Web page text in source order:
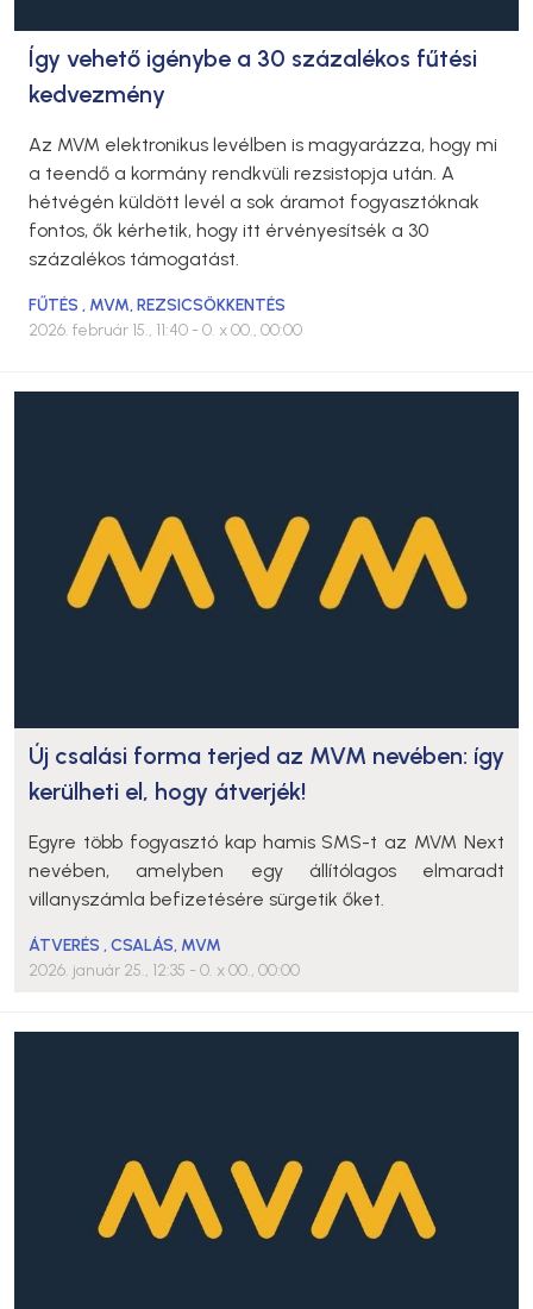
Így vehető igénybe a 30 százalékos fűtési
kedvezmény
Az MVM elektronikus levélben is magyarázza, hogy mi
a teendő a kormány rendkvüli rezsistopja után. A
hétvégén küldött levél a sok áramot fogyasztóknak
fontos, ők kérhetik, hogy itt érvényesítsék a 30
százalékos támogatást.
FŰTÉS , MVM,REZSICSÖKKENTÉS
2026. február 15., 11:40 - 0. x 00., 00:00
Új csalási forma terjed az MVM nevében: így
kerülheti el, hogy átverjék!
Egyre több fogyasztó kap hamis SMS-t az MVM Next
nevében, amelyben egy állítólagos elmaradt
villanyszámla befizetésére sürgetik őket.
ÁTVERÉS ,CSALÁS, MVM
2026. január 25., 12:35 - 0. x 00., 00:00